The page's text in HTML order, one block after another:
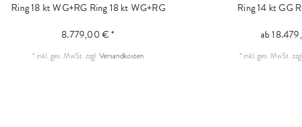
Ring 18 kt WG+RG Ring 18 kt WG+RG
8.779,00 € *
* inkl. ges. MwSt.zzgl.Versandkosten
Ring 14 kt GG
ab
* inkl. ges. MwSt.